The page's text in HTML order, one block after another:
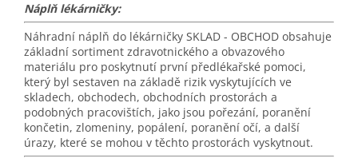
Náplň lékárničky:
Náhradní náplň do lékárničky SKLAD - OBCHOD obsahuje
základní sortiment zdravotnického a obvazového
materiálu pro poskytnutí první předlékařské pomoci,
který byl sestaven na základě rizik vyskytujících ve
skladech, obchodech, obchodních prostorách a
podobných pracovištích, jako jsou pořezání, poranění
končetin, zlomeniny, popálení, poranění očí, a další
úrazy, které se mohou v těchto prostorách vyskytnout.